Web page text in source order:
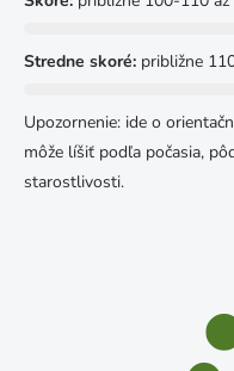
Stredne skoré: približne
Upozornenie: ide o
môže líšiť podľa počasia,
starostlivosti.